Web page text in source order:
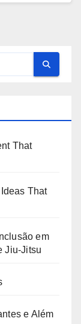
That
That
em
Jiu-Jitsu
e Além